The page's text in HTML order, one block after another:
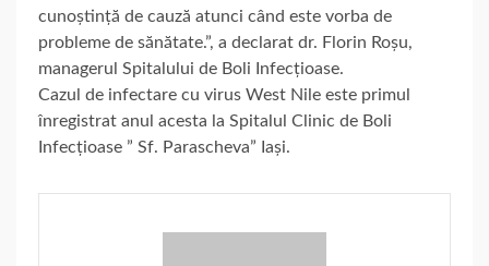
cunoștință de cauză atunci când este vorba de
probleme de sănătate.”, a declarat dr. Florin Roșu,
managerul Spitalului de Boli Infecțioase.
Cazul de infectare cu virus West Nile este primul
înregistrat anul acesta la Spitalul Clinic de Boli
Infecțioase ” Sf. Parascheva” Iași.